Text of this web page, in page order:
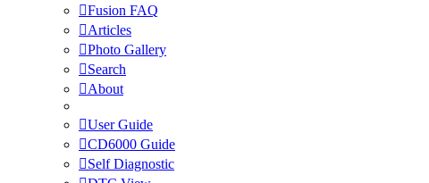
Fusion FAQ
Articles
Photo Gallery
Search
About
User Guide
CD6000 Guide
Self Diagnostic